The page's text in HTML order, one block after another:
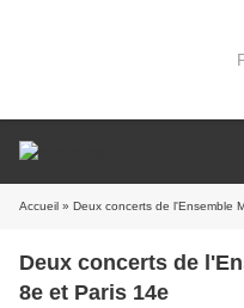
Accueil » Deux concerts de l'Ensemble
Deux concerts de
8e et Paris 14e